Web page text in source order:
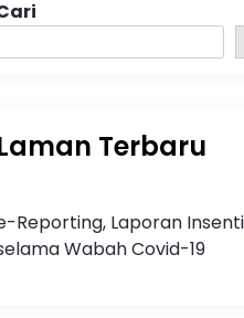
Terbaru
Reporting, Laporan
Wabah Covid-19